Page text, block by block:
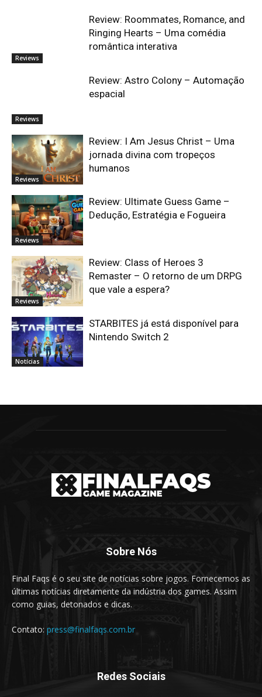
Reviews
Review: Roommates, Romance, and
Ringing Hearts – Uma comédia
romântica interativa
Reviews
Review: Astro Colony – Automação
espacial
Reviews
Review: I Am Jesus Christ – Uma
jornada divina com tropeços
humanos
Reviews
Review: Ultimate Guess Game –
Dedução, Estratégia e Fogueira
Reviews
Review: Class of Heroes 3
Remaster – O retorno de um DRPG
que vale a espera?
Notícias
STARBITES já está disponível para
Nintendo Switch 2
Sobre Nós
Final Faqs é o seu site de notícias sobre jogos. Fornecemos as
últimas notícias diretamente da indústria dos games. Assim
como guias, detonados e dicas.
Contato: press@finalfaqs.com.br
Redes Sociais